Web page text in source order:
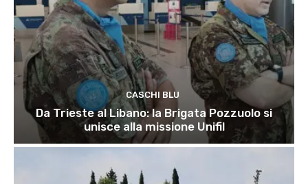
CASCHI BLU
Da Trieste al Libano: la Brigata Pozzuolo si
unisce alla missione Unifil